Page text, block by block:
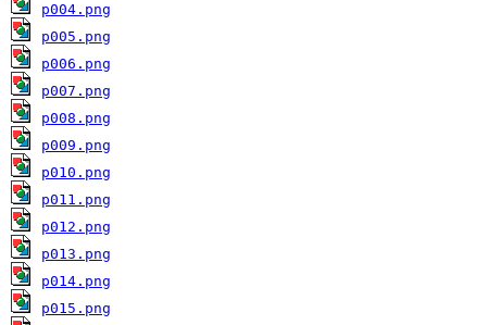
p004.png
p005.png
p006.png
p007.png
p008.png
p009.png
p010.png
p011.png
p012.png
p013.png
p014.png
p015.png